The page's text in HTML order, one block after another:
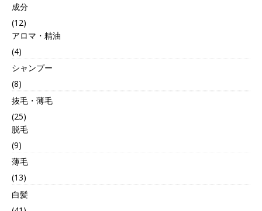
成分
(12)
アロマ・精油
(4)
シャンプー
(8)
抜毛・薄毛
(25)
脱毛
(9)
薄毛
(13)
白髪